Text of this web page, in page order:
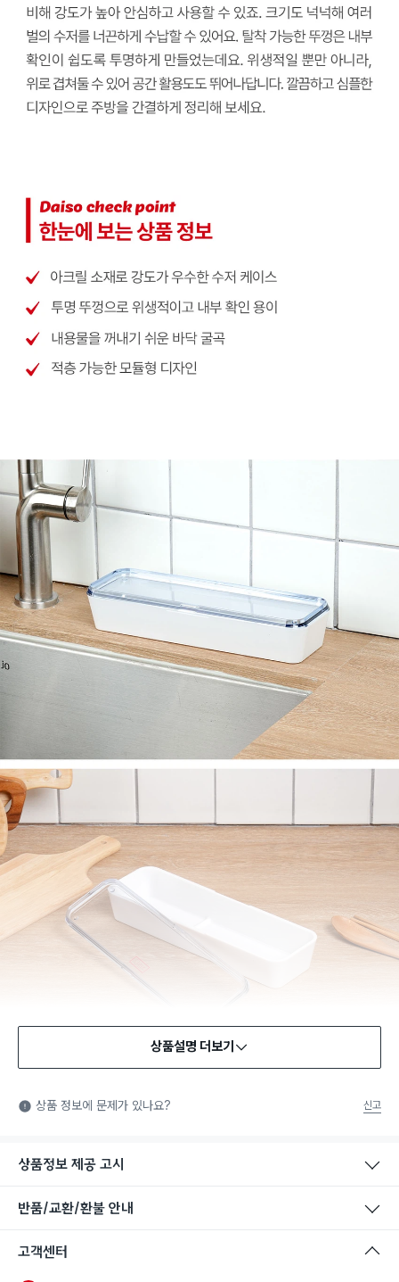
상품설명 더보기
상품 정보에 문제가 있나요? 신고
상품정보 제공 고시
반품/교환/환불 안내
고객센터